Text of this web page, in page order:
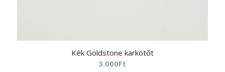
Kék Goldstone karkötőt
3.000Ft